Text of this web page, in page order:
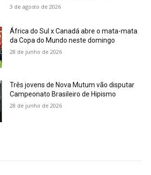
3 de agosto de 2026
África do Sul x Canadá abre o mata-mata
da Copa do Mundo neste domingo
28 de junho de 2026
Três jovens de Nova Mutum vão disputar
Campeonato Brasileiro de Hipismo
28 de junho de 2026